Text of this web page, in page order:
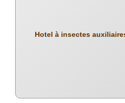
Hotel à insectes